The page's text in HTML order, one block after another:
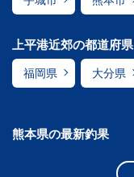
上平港近郊の都道府県
福岡県 大分県
熊本県の最新釣果